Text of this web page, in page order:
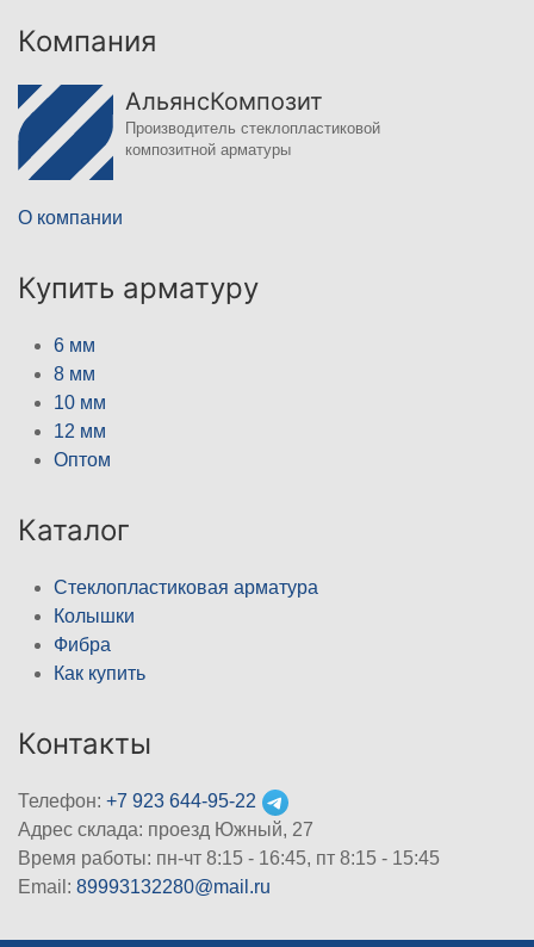
Компания
АльянсКомпозит
Производитель стеклопластиковой
композитной арматуры
О компании
Купить арматуру
6 мм
8 мм
10 мм
12 мм
Оптом
Каталог
Стеклопластиковая арматура
Колышки
Фибра
Как купить
Контакты
Телефон: +7 923 644-95-22
Адрес склада: проезд Южный, 27
Время работы: пн-чт 8:15 - 16:45, пт 8:15 - 15:45
Email: 89993132280@mail.ru